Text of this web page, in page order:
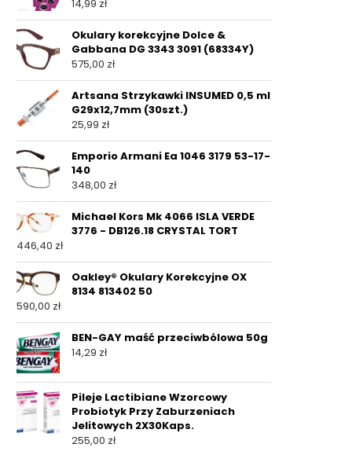
14,99 zł
Okulary korekcyjne Dolce &
Gabbana DG 3343 3091 (68334Y)
575,00 zł
Artsana Strzykawki INSUMED 0,5 ml
G29x12,7mm (30szt.)
25,99 zł
Emporio Armani Ea 1046 3179 53-17-
140
348,00 zł
Michael Kors Mk 4066 ISLA VERDE
3776 - DB126.18 CRYSTAL TORT
446,40 zł
Oakley® Okulary Korekcyjne OX
8134 813402 50
590,00 zł
BEN-GAY maść przeciwbólowa 50g
14,29 zł
Pileje Lactibiane Wzorcowy
Probiotyk Przy Zaburzeniach
Jelitowych 2X30Kaps.
255,00 zł